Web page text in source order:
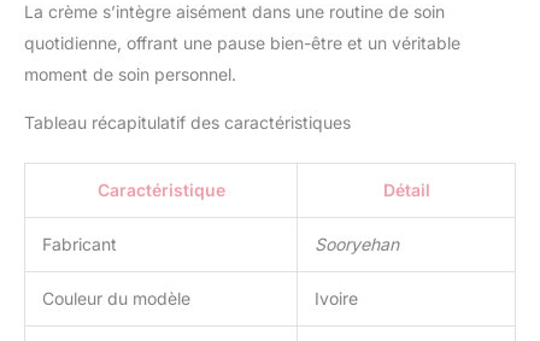
La crème s’intègre aisément dans une routine de soin
quotidienne, offrant une pause bien-être et un véritable
moment de soin personnel.
Tableau récapitulatif des caractéristiques
Caractéristique Détail
Fabricant Sooryehan
Couleur du modèle Ivoire